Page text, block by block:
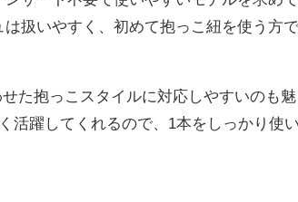
扱いやすく、初めて抱っこ紐を使う方で
た抱っこスタイルに対応しやすいのも魅
活躍してくれるので、1本をしっかり使い